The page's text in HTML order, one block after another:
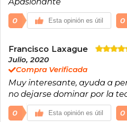
Restorando y
Personalidad
Ciencia y la
Aires, recibió la
y el Premio Konex
innovadores de la
0 Esta opinión es útil 0
Francisco Laxague
Julio, 2020
Compra Verificada
Muy interesante, ayuda a
no dejarse dominar por la
0 Esta opinión es útil 0